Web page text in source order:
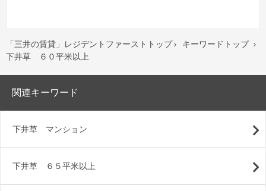
「三井の賃貸」レジデントファーストトップ  キーワードトップ 
下井草 ６０平米以上
関連キーワード
下井草 マンション
下井草 ６５平米以上